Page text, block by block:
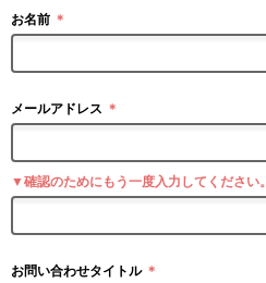
お名前 ＊
メールアドレス ＊
▼確認のためにもう一度入力してください。
お問い合わせタイトル ＊